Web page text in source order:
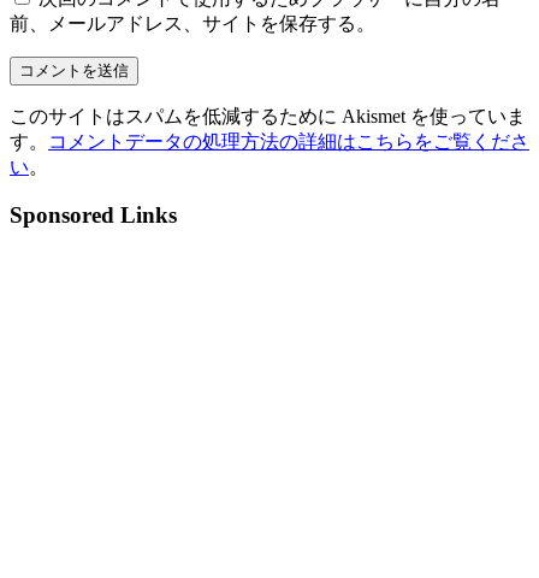
前、メールアドレス、サイトを保存する。
このサイトはスパムを低減するために Akismet を使っていま
す。
コメントデータの処理方法の詳細はこちらをご覧くださ
い。
Sponsored Links